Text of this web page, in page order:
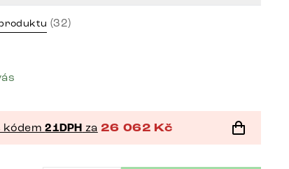
(32)
kódem21DPH za 26 062 Kč